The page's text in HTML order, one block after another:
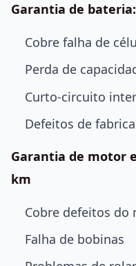
Garantia de
Cobre falha de
Perda de
Curto-circuito
Defeitos de
Garantia de motor
km
Cobre defeitos do
Falha de bobinas